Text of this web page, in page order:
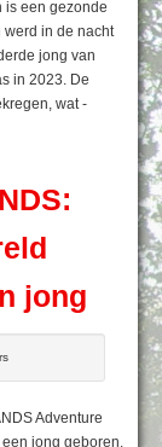
is een gezonde
in de nacht
jong van
in 2023. De
wat -
jong
Adventure
jong geboren.